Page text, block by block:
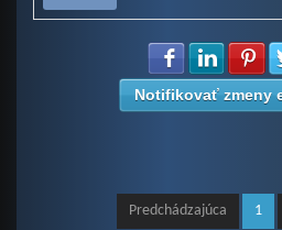
Zdielať na
Notifikovať zmeny
Predchádzajúca 1